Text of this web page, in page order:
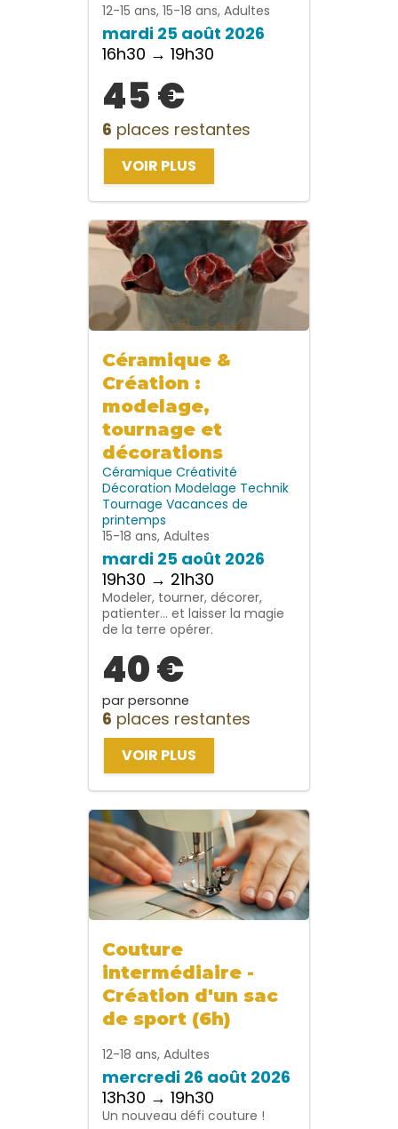
12-15 ans, 15-18 ans, Adultes
mardi 25 août 2026
16h30 → 19h30
45 €
6 places restantes
VOIR PLUS
Céramique &
Création :
modelage,
tournage et
décorations
Céramique Créativité
Décoration Modelage Technik
Tournage Vacances de
printemps
15-18 ans, Adultes
mardi 25 août 2026
19h30 → 21h30
Modeler, tourner, décorer,
patienter… et laisser la magie
de la terre opérer.
40 €
par personne
6 places restantes
VOIR PLUS
Couture
intermédiaire -
Création d'un sac
de sport (6h)
12-18 ans, Adultes
mercredi 26 août 2026
13h30 → 19h30
Un nouveau défi couture !